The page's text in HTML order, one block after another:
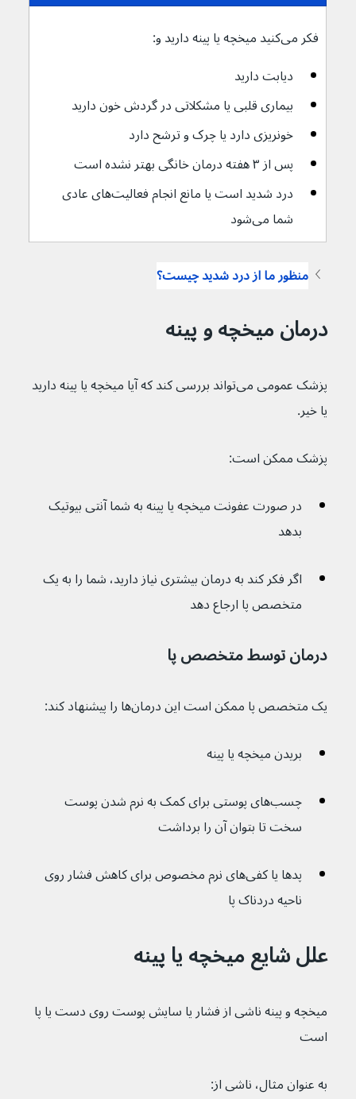
فکر می‌کنید میخچه یا پینه دارید و:
دیابت دارید
بیماری قلبی یا مشکلاتی در گردش خون دارید
خونریزی دارد یا چرک و ترشح دارد
پس از ۳ هفته درمان خانگی بهتر نشده است
درد شدید است یا مانع انجام فعالیت‌های عادی
شما می‌شود
منظور ما از درد شدید چیست؟
درمان میخچه و پینه
پزشک عمومی می‌تواند بررسی کند که آیا میخچه یا پینه دارید
یا خیر.
پزشک ممکن است:
در صورت عفونت میخچه یا پینه به شما آنتی بیوتیک
بدهد
اگر فکر کند به درمان بیشتری نیاز دارید، شما را به یک
متخصص پا ارجاع دهد
درمان توسط متخصص پا
یک متخصص پا ممکن است این درمان‌ها را پیشنهاد کند:
بریدن میخچه یا پینه
چسب‌های پوستی برای کمک به نرم شدن پوست
سخت تا بتوان آن را برداشت
پدها یا کفی‌های نرم مخصوص برای کاهش فشار روی
ناحیه دردناک پا
علل شایع میخچه یا پینه
میخچه و پینه ناشی از فشار یا سایش پوست روی دست یا پا
است
به عنوان مثال، ناشی از: